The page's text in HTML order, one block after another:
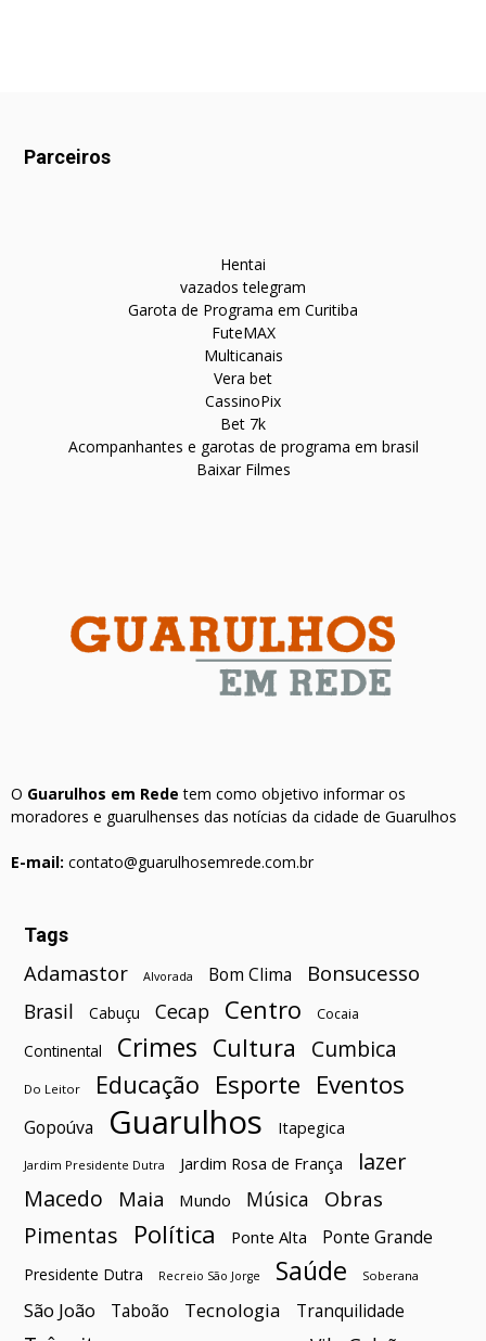
Parceiros
Hentai
vazados telegram
Garota de Programa em Curitiba
FuteMAX
Multicanais
Vera bet
CassinoPix
Bet 7k
Acompanhantes e garotas de programa em brasil
Baixar Filmes
O Guarulhos em Rede tem como objetivo informar os
moradores e guarulhenses das notícias da cidade de Guarulhos
E-mail: contato@guarulhosemrede.com.br
Tags
Adamastor Alvorada Bom Clima Bonsucesso
Brasil Cabuçu Cecap Centro Cocaia
Continental Crimes Cultura Cumbica
Do Leitor Educação Esporte Eventos
Gopoúva Guarulhos Itapegica
Jardim Presidente Dutra Jardim Rosa de França
lazer
Macedo
Maia Mundo Música Obras
Pimentas Política Ponte Alta Ponte Grande
Presidente Dutra Recreio São Jorge Saúde Soberana
São João Taboão Tecnologia Tranquilidade